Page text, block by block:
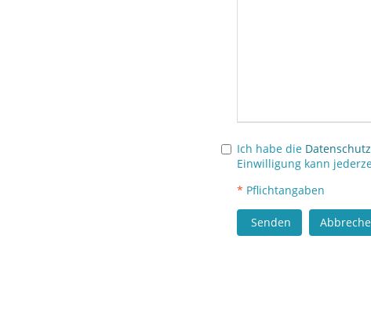
Ich habe die
Einwilligung kann
* Pflichtangaben
Senden